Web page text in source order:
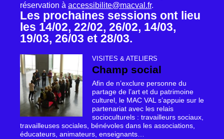
réservation à accessibilite@macval.fr.
Les prochaines sessions ont lieu
les 14/02, 22/02, 26/02, 14/03,
19/03, 26/03 et 28/03.
VISITES & ATELIERS
Champ social
Afin de n’exclure personne du
partage de l’art et du patrimoine
culturel, le MAC VAL s’appuie sur le
partenariat avec les relais
socioculturels : travailleurs sociaux,
travailleuses sociales, bénévoles dans les associations,
éducateurs, animateurs, enseignants…